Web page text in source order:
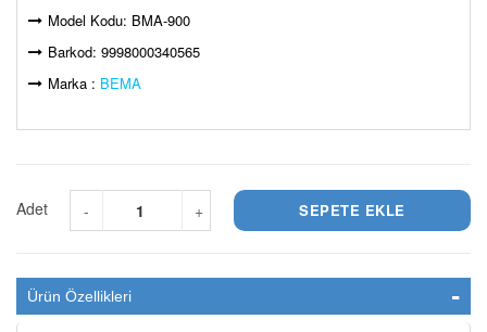
Model Kodu: BMA-900
Barkod: 9998000340565
Marka : BEMA
Adet +
-
Ürün Özellikleri